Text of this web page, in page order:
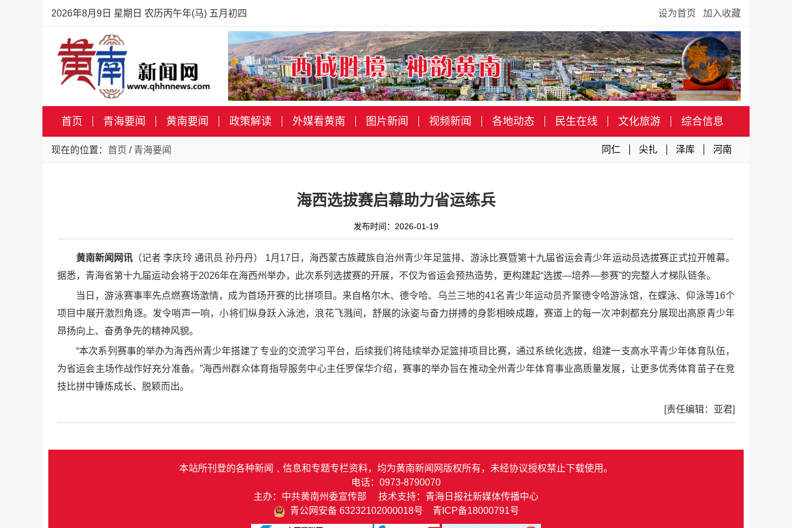
2026年8月9日 星期日 农历丙午年(马) 五月初四 设为首页 加入收藏
首页 青海要闻 黄南要闻 政策解读 外媒看黄南 图片新闻 视频新闻 各地动态 民生在线 文化旅游 综合信息
现在的位置： 首页 / 青海要闻 同仁 尖扎 泽库 河南
海西选拔赛启幕助力省运练兵
发布时间：2026-01-19
黄南新闻网讯 （记者 李庆玲 通讯员 孙丹丹） 1月17日，海西蒙古族藏族自治州青少年足篮排、游泳比赛暨第十九届省运会青少年运动员选拔赛正式拉开帷幕。
据悉，青海省第十九届运动会将于2026年在海西州举办，此次系列选拔赛的开展，不仅为省运会预热造势，更构建起“选拔—培养—参赛”的完整人才梯队链条。
当日，游泳赛事率先点燃赛场激情，成为首场开赛的比拼项目。来自格尔木、德令哈、乌兰三地的41名青少年运动员齐聚德令哈游泳馆，在蝶泳、仰泳等16个
项目中展开激烈角逐。发令哨声一响，小将们纵身跃入泳池，浪花飞溅间，舒展的泳姿与奋力拼搏的身影相映成趣，赛道上的每一次冲刺都充分展现出高原青少年
昂扬向上、奋勇争先的精神风貌。
“本次系列赛事的举办为海西州青少年搭建了专业的交流学习平台，后续我们将陆续举办足篮排项目比赛，通过系统化选拔，组建一支高水平青少年体育队伍，
为省运会主场作战作好充分准备。”海西州群众体育指导服务中心主任罗保华介绍，赛事的举办旨在推动全州青少年体育事业高质量发展，让更多优秀体育苗子在竞
技比拼中锤炼成长、脱颖而出。
[责任编辑：亚君]
本站所刊登的各种新闻﹑信息和专题专栏资料，均为黄南新闻网版权所有，未经协议授权禁止下载使用。
电话：0973-8790070
主办：中共黄南州委宣传部 技术支持：青海日报社新媒体传播中心
青公网安备 63232102000018号
青ICP备18000791号